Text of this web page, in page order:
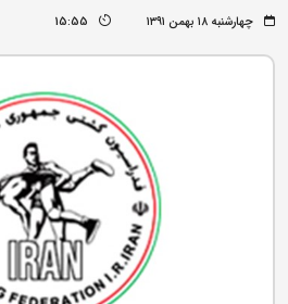
چهارشنبه ۱۸ بهمن ۱۳۹۱ 15:55